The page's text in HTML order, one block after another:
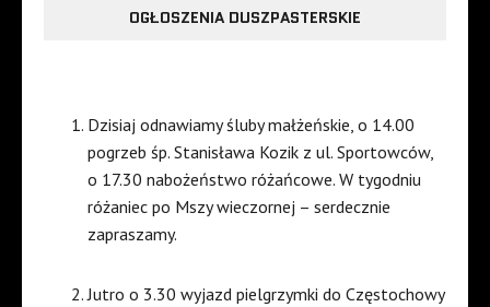
OGŁOSZENIA DUSZPASTERSKIE
Dzisiaj odnawiamy śluby małżeńskie, o 14.00
pogrzeb śp. Stanisława Kozik z ul. Sportowców,
o 17.30 nabożeństwo różańcowe. W tygodniu
różaniec po Mszy wieczornej – serdecznie
zapraszamy.
Jutro o 3.30 wyjazd pielgrzymki do Częstochowy